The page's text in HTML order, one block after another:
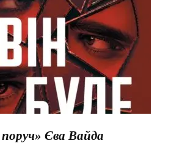
поруч» Єва Вайда